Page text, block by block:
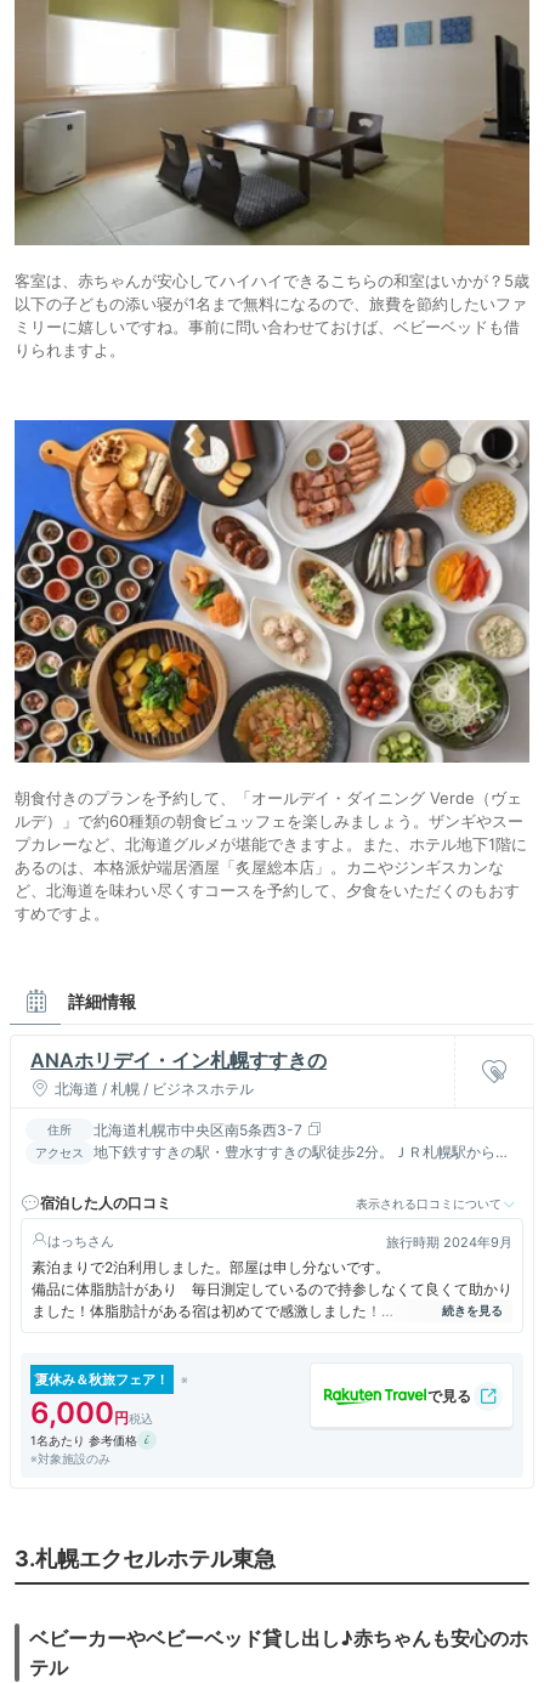
客室は、赤ちゃんが安心してハイハイできるこちらの和室はいかが？5歳
以下の子どもの添い寝が1名まで無料になるので、旅費を節約したいファ
ミリーに嬉しいですね。事前に問い合わせておけば、ベビーベッドも借
りられますよ。
朝食付きのプランを予約して、「オールデイ・ダイニング Verde（ヴェ
ルデ）」で約60種類の朝食ビュッフェを楽しみましょう。ザンギやスー
プカレーなど、北海道グルメが堪能できますよ。また、ホテル地下1階に
あるのは、本格派炉端居酒屋「炙屋総本店」。カニやジンギスカンな
ど、北海道を味わい尽くすコースを予約して、夕食をいただくのもおす
すめですよ。
詳細情報
ANAホリデイ・イン札幌すすきの
北海道 / 札幌 / ビジネスホテル
住所 北海道札幌市中央区南5条西3-7
アクセス
地下鉄すすきの駅・豊水すすきの駅徒歩2分。ＪＲ札幌駅から車
宿泊した人の口コミ
表示される口コミについて
はっち 旅行時期 2024年9月
素泊まりで2泊利用しました。部屋は申し分ないです。
備品に体脂肪計があり 毎日測定しているので持参しなくて良くて助かり
ました！体脂肪計がある宿は初めてで感激しました！
品を持って帰るのに、とても助かりました
浴室は古さを感じました。洗面に赤いかび？
換気扇も埃がかなり溜まってました。掃除をしてほしいなあ、と思いまし
た。
夏休み＆秋旅フェア！
6,000
1名あたり 参考価格
※対象施設のみ
3.札幌エクセルホテル東急
ベビーカーやベビーベッド貸し出し♪赤ちゃんも安心のホ
テル